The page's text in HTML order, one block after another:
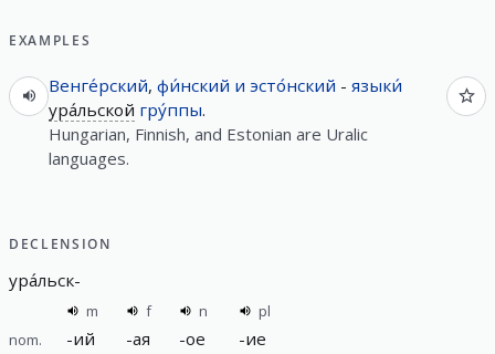
EXAMPLES
Венге́рский, фи́нский и эсто́нский - языки́
ура́льской гру́ппы.
Hungarian, Finnish, and Estonian are Uralic
languages.
DECLENSION
ура́льск-
m f n
pl
nom.
-ий -ая -ое -ие